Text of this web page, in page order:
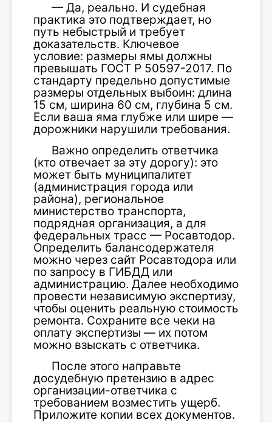
— Да, реально. И судебная
практика это подтверждает, но
путь небыстрый и требует
доказательств. Ключевое
условие: размеры ямы должны
превышать ГОСТ Р 50597-2017. По
стандарту предельно допустимые
размеры отдельных выбоин: длина
15 см, ширина 60 см, глубина 5 см.
Если ваша яма глубже или шире —
дорожники нарушили требования.
Важно определить ответчика
(кто отвечает за эту дорогу): это
может быть муниципалитет
(администрация города или
района), региональное
министерство транспорта,
подрядная организация, а для
федеральных трасс — Росавтодор.
Определить балансодержателя
можно через сайт Росавтодора или
по запросу в ГИБДД или
администрацию. Далее необходимо
провести независимую экспертизу,
чтобы оценить реальную стоимость
ремонта. Сохраните все чеки на
оплату экспертизы — их потом
можно взыскать с ответчика.
После этого направьте
досудебную претензию в адрес
организации-ответчика с
требованием возместить ущерб.
Приложите копии всех документов.